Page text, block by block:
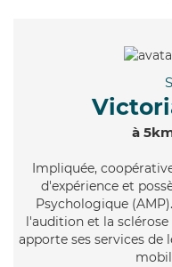
à
Impliquée,
d'expérience et
Psychologique
l'audition et la
apporte ses services de